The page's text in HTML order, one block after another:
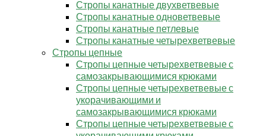
Стропы канатные двухветвевые
Стропы канатные одноветвевые
Стропы канатные петлевые
Стропы канатные четырехветвевые
Стропы цепные
Стропы цепные четырехветвевые с
самозакрывающимися крюками
Стропы цепные четырехветвевые с
укорачивающими и
самозакрывающимися крюками
Стропы цепные четырехветвевые с